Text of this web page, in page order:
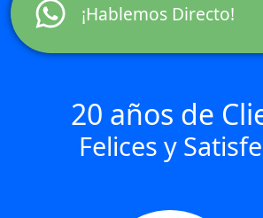
¡Hablemos Directo!
20 años de
Felices y